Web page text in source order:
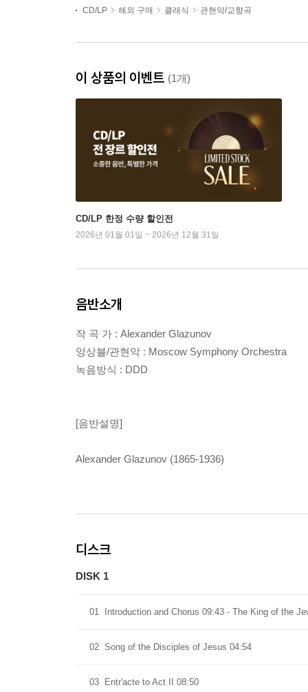
CD/LP 해외 구매 클래식 관현악/교향곡
이 상품의 이벤트 (1개)
CD/LP 한정 수량 할인전
2026년 01월 01일 ~ 2026년 12월 31일
음반소개
작 곡 가 : Alexander Glazunov
앙상블/관현악 : Moscow Symphony Orchestra
녹음방식 : DDD
[음반설명]
Alexander Glazunov (1865-1936)
디스크
DISK 1
01 Introduction and Chorus 09:43 - The King of the
02 Song of the Disciples of Jesus 04:54
03 Entr'acte to Act II 08:50